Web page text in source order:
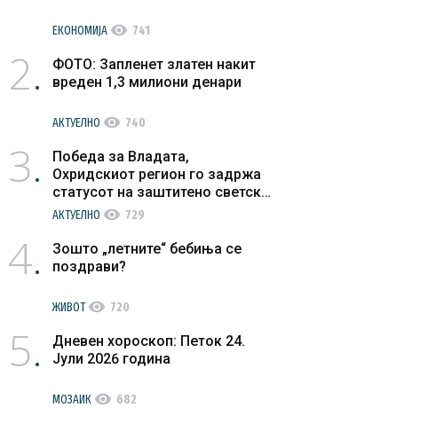
ЕКОНОМИЈА visibility 741
2
ФОТО: Запленет златен накит
вреден 1,3 милиони денари
АКТУЕЛНО visibility 740
3
Победа за Владата,
Охридскиот регион го задржа
статусот на заштитено светско
културно наследство
АКТУЕЛНО visibility 729
4
Зошто „летните“ бебиња се
поздрави?
ЖИВОТvisibility 720
5
Дневен хороскоп: Петок 24.
Јули 2026 година
МОЗАИК visibility 682